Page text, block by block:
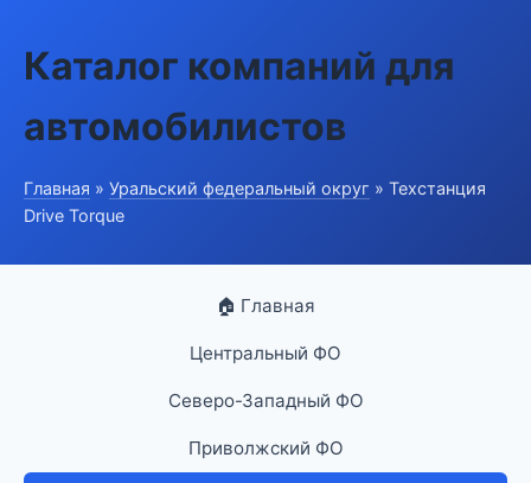
Каталог компаний для
автомобилистов
Главная » Уральский федеральный округ » Техстанция
Drive Torque
🏠 Главная
Центральный ФО
Северо-Западный ФО
Приволжский ФО